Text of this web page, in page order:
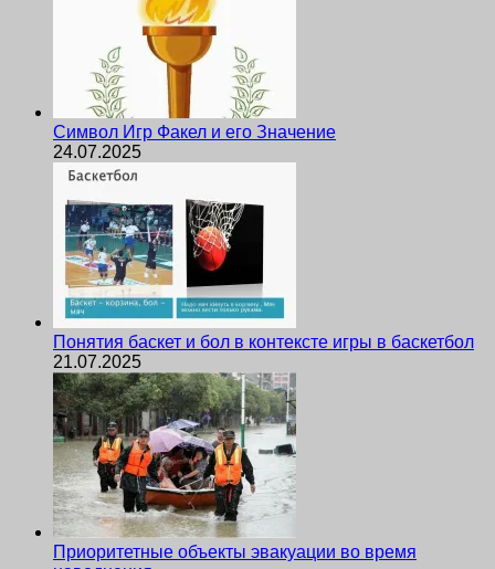
Символ Игр Факел и его Значение
24.07.2025
Понятия баскет и бол в контексте игры в баскетбол
21.07.2025
Приоритетные объекты эвакуации во время